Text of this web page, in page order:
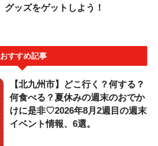
グッズをゲットしよう！
おすすめ記事
【北九州市】どこ行く？何する？
何食べる？夏休みの週末のおでか
けに是非♡2026年8月2週目の週末
イベント情報、6選。